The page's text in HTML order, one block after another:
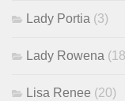
Lady Portia (3)
Lady Rowena
Lisa Renee (20)